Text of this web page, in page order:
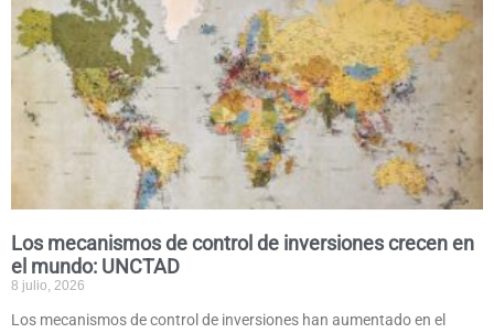
Los mecanismos de control de inversiones crecen en
el mundo: UNCTAD
8 julio, 2026
Los mecanismos de control de inversiones han aumentado en el